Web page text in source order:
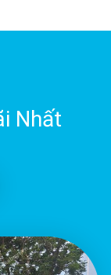
Nhất